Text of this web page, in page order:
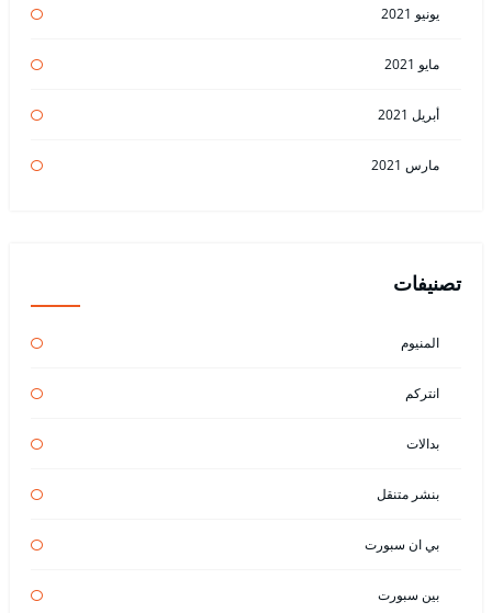
يونيو 2021
مايو 2021
أبريل 2021
مارس 2021
تصنيفات
المنيوم
انتركم
بدالات
بنشر متنقل
بي ان سبورت
بين سبورت